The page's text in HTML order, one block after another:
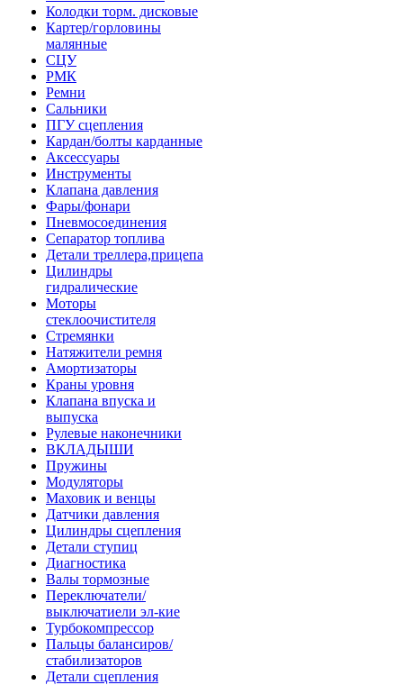
Колодки торм. дисковые
Картер/горловины
малянные
СЦУ
РМК
Ремни
Сальники
ПГУ сцепления
Кардан/болты карданные
Аксессуары
Инструменты
Клапана давления
Фары/фонари
Пневмосоединения
Сепаратор топлива
Детали треллера,прицепа
Цилиндры
гидралические
Моторы
стеклоочистителя
Стремянки
Натяжители ремня
Амортизаторы
Краны уровня
Клапана впуска и
выпуска
Рулевые наконечники
ВКЛАДЫШИ
Пружины
Модуляторы
Маховик и венцы
Датчики давления
Цилиндры сцепления
Детали ступиц
Диагностика
Валы тормозные
Переключатели/
выключатиели эл-кие
Турбокомпрессор
Пальцы балансиров/
стабилизаторов
Детали сцепления